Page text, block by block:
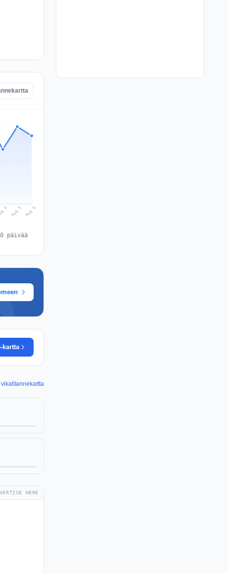
4 Aug 5 Aug 6
päivää
kartta
HERE